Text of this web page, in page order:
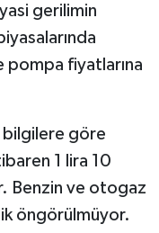
gerilimin
pompa fiyatlarına
bilgilere göre
1 lira 10
Benzin ve otogaz
öngörülmüyor.